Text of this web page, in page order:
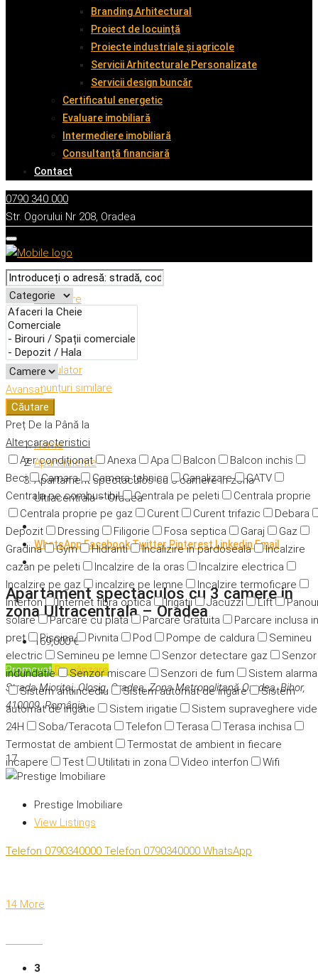
Branding Arhitectural
Proiect de locuință
Proiecte industriale și agricole
Servicii Arhitecturale Personalizate
Servicii design buncăr
Certificatul energetic
Evaluare imobiliară
Intermediere imobiliară
Consultanță financiară
Contact
0790 340 000
Str. Ogorului Nr 208, Oradea
Avansat
Căutare
Preț De la Până la
Alte caracteristici
Aer condiționat
Anexa Apa Balcon
Balcon inchis
Beci
Camara Camera tehnica Canalizare
CATV
Centrala pe combustibil
Centrala pe peleti
Centrala proprie
Centrala proprie pe gaz
Curent Curent trifazic
Debara
Depozit
Dressing Filigorie Fosa septica Garaj
Gaz
Gradina
Gym Hidranti Incalizire in pardoseala
Incalzire
cazan pe peleti
Incalzire de la oras
Incalzire electrica
Incalzire pe gaz
incalzire pe lemne
Incalzire termoficare
Interfon
Internet fibra optica Irigatii Jacuzzi Lift
solare
Parcare cu plata Parcare Gratuita
Parcare inclusa in
pret
Piscina Pivnita Pod Pompe de caldura
Semineu
electric
Semineu pe lemne Senzor detectare gaz
Senzor
indundatie
Senzor miscare Senzori de fum
Sistem alarma
Sistem antiincediu
Sistem automat de irigare
Sistem
automat de irigatie
Sistem irigatie
Sistem supraveghere
24H
Soba/Teracota Telefon Terasa
Terasa inchisa
Termostat de ambient
Termostat de ambient in fiecare
incapere
Test Utilitati in zona Video interfon Wifi
Descriere
Caracteristici
Adresă
Detalii
Calculator
Anunțuri similare
Home
Apartamente
Apartament spectaculos cu 3 camere in zona
Ultracentrala – Oradea
WhatsAppFacebookTwitter Pinterest LinkedinEmail
Apartament spectaculos cu 3 camere in
zona Ultracentrala – Oradea
169,000 €
PromovatDe vânzare
Strada Mioriței, Olosig, Oradea, Zona Metropolitană Oradea, Bihor,
410009, România
17
Prestige Imobiliare
View Listings
Telefon 0790340000 Telefon 0790340000 WhatsApp
14 More
3